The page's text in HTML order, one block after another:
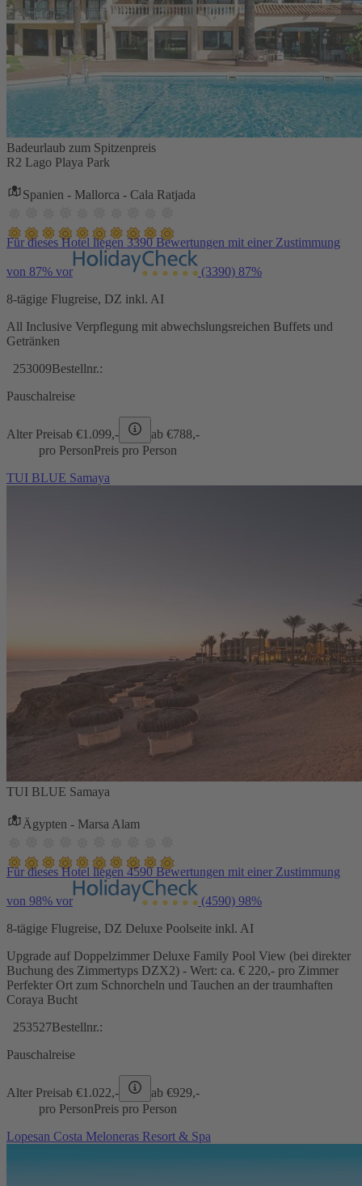
Badeurlaub zum Spitzenpreis
R2 Lago Playa Park
Spanien - Mallorca - Cala Ratjada
Für dieses Hotel liegen 3390 Bewertungen mit einer Zustimmung
von 87% vor (3390) 87%
8-tägige Flugreise, DZ inkl. AI
All Inclusive Verpflegung mit abwechslungsreichen Buffets und
Getränken
253009Bestellnr.:
Pauschalreise
Alter Preisab €1.099,- ab €788,-
pro PersonPreis pro Person
TUI BLUE Samaya
TUI BLUE Samaya
Ägypten - Marsa Alam
Für dieses Hotel liegen 4590 Bewertungen mit einer Zustimmung
von 98% vor (4590) 98%
8-tägige Flugreise, DZ Deluxe Poolseite inkl. AI
Upgrade auf Doppelzimmer Deluxe Family Pool View (bei direkter
Buchung des Zimmertyps DZX2) - Wert: ca. € 220,- pro Zimmer
Perfekter Ort zum Schnorcheln und Tauchen an der traumhaften
Coraya Bucht
253527Bestellnr.:
Pauschalreise
Alter Preisab €1.022,- ab €929,-
pro PersonPreis pro Person
Lopesan Costa Meloneras Resort & Spa